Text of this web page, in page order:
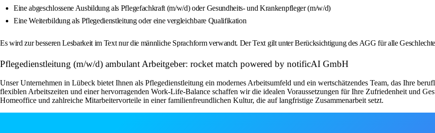
Eine abgeschlossene Ausbildung als Pflegefachkraft (m/w/d) oder Gesundheits- und Krankenpfleger (m/w/d)
Eine Weiterbildung als Pflegedienstleitung oder eine vergleichbare Qualifikation
Es wird zur besseren Lesbarkeit im Text nur die männliche Sprachform verwandt. Der Text gilt unter Berücksichtigung des AGG für alle
Pflegedienstleitung (m/w/d) ambulant Arbeitgeber: rocket match powered by notificAI GmbH
Unser Unternehmen in Lübeck bietet Ihnen als Pflegedienstleitung ein modernes Arbeitsumfeld und ein wertschätzendes Team, das Ihre
flexiblen Arbeitszeiten und einer hervorragenden Work-Life-Balance schaffen wir die idealen Voraussetzungen für Ihre Zufriedenheit und
Homeoffice und zahlreiche Mitarbeitervorteile in einer familienfreundlichen Kultur, die auf langfristige Zusammenarbeit setzt.